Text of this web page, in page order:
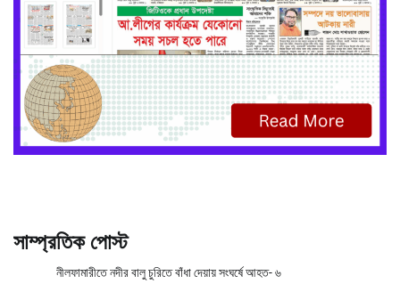
সাম্প্রতিক পোস্ট
নীলফামারীতে নদীর বালু চুরিতে বাঁধা দেয়ায় সংঘর্ষে আহত- ৬